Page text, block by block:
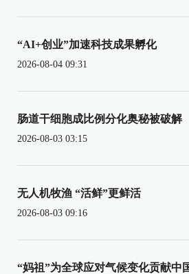
“AI+创业”加速科技成果孵化
2026-08-04 09:31
肠道干细胞成比例分化奥秘被破解
2026-08-03 03:15
无人机牧渔 “活鲜”更鲜活
2026-08-03 09:16
“妈祖”为全球应对气候变化贡献中